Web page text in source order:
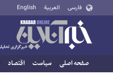
فارسی العربية English
صفحه اصلی سیاست اقتصاد